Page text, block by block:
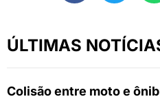
ÚLTIMAS
Colisão entre moto e